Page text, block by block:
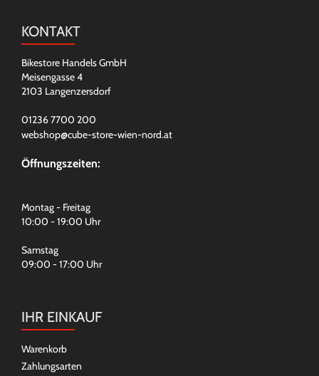
KONTAKT
Bikestore Handels GmbH
Meisengasse 4
2103 Langenzersdorf
01236 7700 200
webshop@cube-store-wien-nord.at
Öffnungszeiten:
Montag - Freitag
10:00 - 19:00 Uhr
Samstag
09:00 - 17:00 Uhr
IHR EINKAUF
Warenkorb
Zahlungsarten